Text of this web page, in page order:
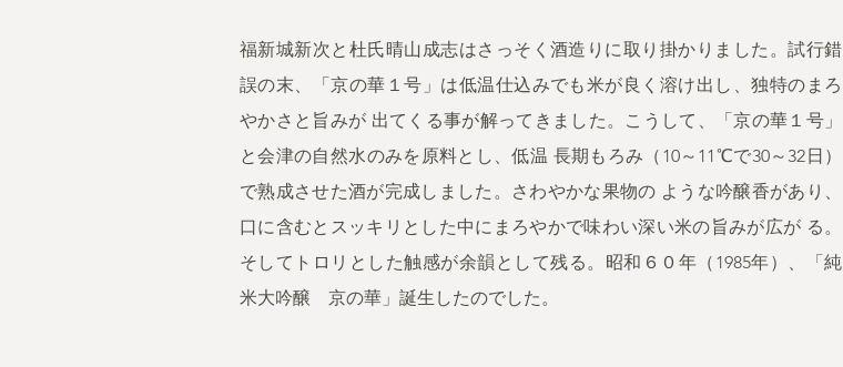
福新城新次と杜氏晴山成志はさっそく酒造りに取り掛かりました。試行錯
誤の末、「京の華１号」は低温仕込みでも米が良く溶け出し、独特のまろ
やかさと旨みが 出てくる事が解ってきました。こうして、「京の華１号」
と会津の自然水のみを原料とし、低温 長期もろみ（10～11℃で30～32日）
で熟成させた酒が完成しました。さわやかな果物の ような吟醸香があり、
口に含むとスッキリとした中にまろやかで味わい深い米の旨みが広が る。
そしてトロリとした触感が余韻として残る。昭和６０年（1985年）、「純
米大吟醸 京の華」誕生したのでした。